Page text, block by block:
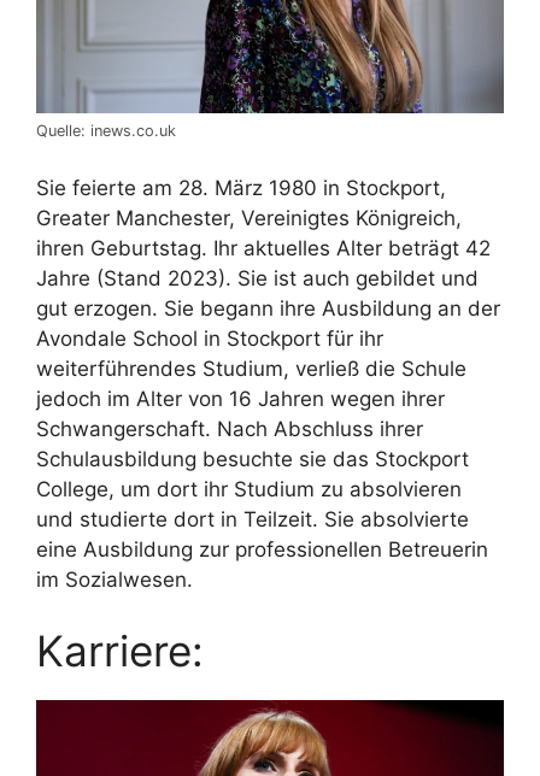
Quelle: inews.co.uk
Sie feierte am 28. März 1980 in Stockport,
Greater Manchester, Vereinigtes Königreich,
ihren Geburtstag. Ihr aktuelles Alter beträgt 42
Jahre (Stand 2023). Sie ist auch gebildet und
gut erzogen. Sie begann ihre Ausbildung an der
Avondale School in Stockport für ihr
weiterführendes Studium, verließ die Schule
jedoch im Alter von 16 Jahren wegen ihrer
Schwangerschaft. Nach Abschluss ihrer
Schulausbildung besuchte sie das Stockport
College, um dort ihr Studium zu absolvieren
und studierte dort in Teilzeit. Sie absolvierte
eine Ausbildung zur professionellen Betreuerin
im Sozialwesen.
Karriere: